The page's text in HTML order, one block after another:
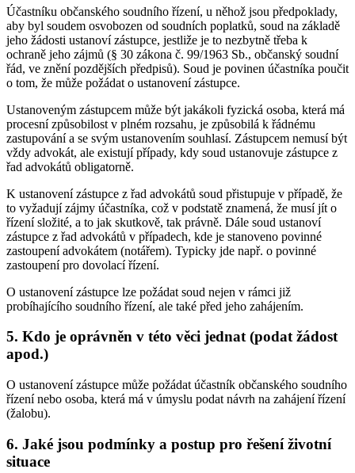
Účastníku občanského soudního řízení, u něhož jsou předpoklady,
aby byl soudem osvobozen od soudních poplatků, soud na základě
jeho žádosti ustanoví zástupce, jestliže je to nezbytně třeba k
ochraně jeho zájmů (§ 30 zákona č. 99/1963 Sb., občanský soudní
řád, ve znění pozdějších předpisů). Soud je povinen účastníka poučit
o tom, že může požádat o ustanovení zástupce.
Ustanoveným zástupcem může být jakákoli fyzická osoba, která má
procesní způsobilost v plném rozsahu, je způsobilá k řádnému
zastupování a se svým ustanovením souhlasí. Zástupcem nemusí být
vždy advokát, ale existují případy, kdy soud ustanovuje zástupce z
řad advokátů obligatorně.
K ustanovení zástupce z řad advokátů soud přistupuje v případě, že
to vyžadují zájmy účastníka, což v podstatě znamená, že musí jít o
řízení složité, a to jak skutkově, tak právně. Dále soud ustanoví
zástupce z řad advokátů v případech, kde je stanoveno povinné
zastoupení advokátem (notářem). Typicky jde např. o povinné
zastoupení pro dovolací řízení.
O ustanovení zástupce lze požádat soud nejen v rámci již
probíhajícího soudního řízení, ale také před jeho zahájením.
5. Kdo je oprávněn v této věci jednat (podat žádost
apod.)
O ustanovení zástupce může požádat účastník občanského soudního
řízení nebo osoba, která má v úmyslu podat návrh na zahájení řízení
(žalobu).
6. Jaké jsou podmínky a postup pro řešení životní
situace